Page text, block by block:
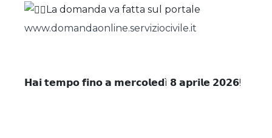
La domanda va fatta sul portale
www.domandaonline.serviziocivile.it
𝗛𝗮𝗶 𝘁𝗲𝗺𝗽𝗼 𝗳𝗶𝗻𝗼 𝗮 𝗺𝗲𝗿𝗰𝗼𝗹𝗲𝗱ì 𝟴 𝗮𝗽𝗿𝗶𝗹𝗲 𝟮𝟬𝟮𝟲!